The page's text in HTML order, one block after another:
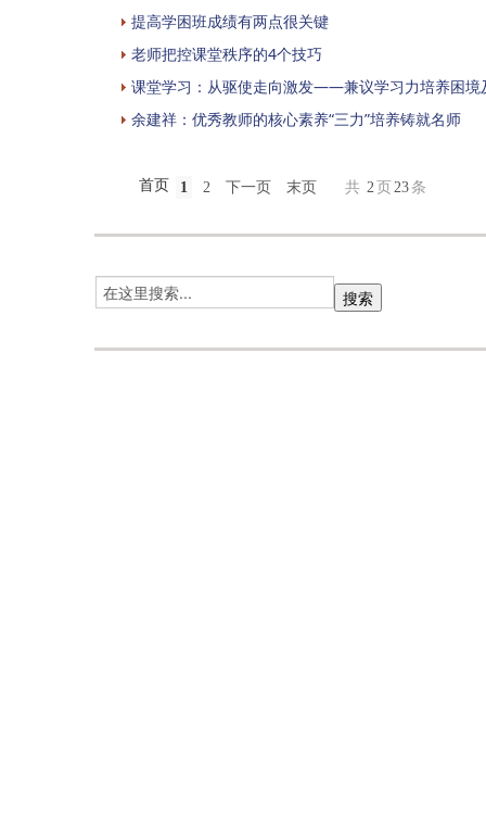
提高学困班成绩有两点很关键
老师把控课堂秩序的4个技巧
课堂学习：从驱使走向激发——兼议学习力培养困境
余建祥：优秀教师的核心素养“三力”培养铸就名师
首页 1 2 下一页 末页 共 2 页 23 条